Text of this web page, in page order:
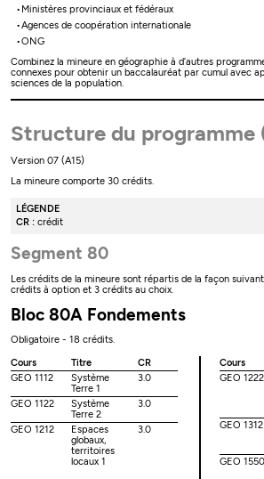
Ministères provinciaux et fédéraux
Agences de coopération internationale
ONG
Combinez la mineure en géographie à d’autres
connexes pour obtenir un baccalauréat par cumul avec
sciences de la population.
Structure du programme
Version 07 (A15)
La mineure comporte 30 crédits.
LÉGENDE
CR : crédit
Segment 80
Les crédits de la mineure sont répartis de la façon
crédits à option et 3 crédits au choix.
Bloc 80A Fondements
Obligatoire - 18 crédits.
Cours
Titre
CR
GEO 1112
Système
Terre 1
3.0
GEO 1122
Système
Terre 2
3.0
GEO 1212
Espaces
globaux,
territoires
locaux 1
3.0
Cours
GEO 1222
GEO 1312
GEO 1550